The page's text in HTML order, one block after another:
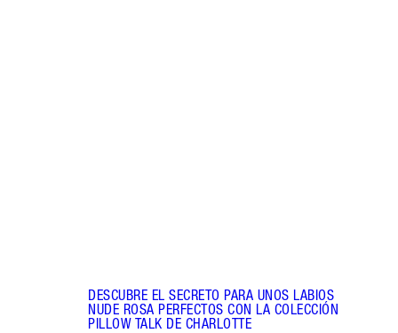
DESCUBRE EL SECRETO PARA UNOS LABIOS
NUDE ROSA PERFECTOS CON LA COLECCIÓN
PILLOW TALK DE CHARLOTTE